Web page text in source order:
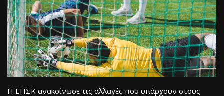
Η ΕΠΣΚ ανακοίνωσε τις αλλαγές που υπάρχουν στους